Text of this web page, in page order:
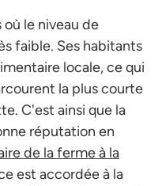
où le niveau de
faible. Ses habitants
locale, ce qui
la plus courte
C'est ainsi que la
réputation en
de la ferme à la
est accordée à la